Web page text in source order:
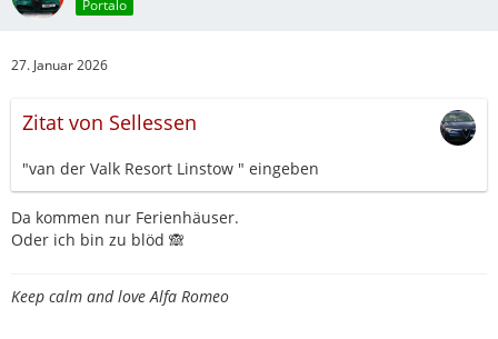
Portalo
27. Januar 2026
Zitat von Sellessen
"van der Valk Resort Linstow " eingeben
Da kommen nur Ferienhäuser.
Oder ich bin zu blöd 🙈
Keep calm and love Alfa Romeo